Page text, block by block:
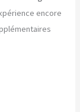
encore